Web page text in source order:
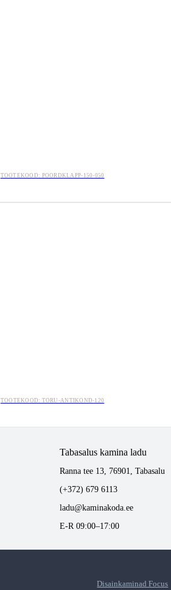
TOOTEKOOD: POORDKLAPP-150-050
TOOTEKOOD: TORU-ANTIKOND-120
Tabasalus kamina ladu
Ranna tee 13, 76901, Tabasalu
(+372) 679 6113
ladu@kaminakoda.ee
E-R 09:00–17:00
Disainkaminad Focus